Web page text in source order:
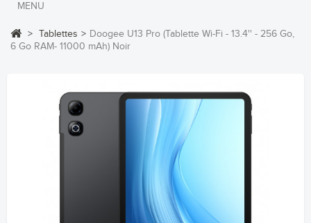
MENU
> Tablettes > Doogee U13 Pro (Tablette Wi-Fi - 13.4'' - 256 Go,
6 Go RAM- 11000 mAh) Noir